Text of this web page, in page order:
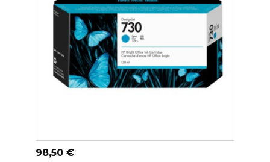
ADICIONAR AO CARRINHO
Preço
98,50 €